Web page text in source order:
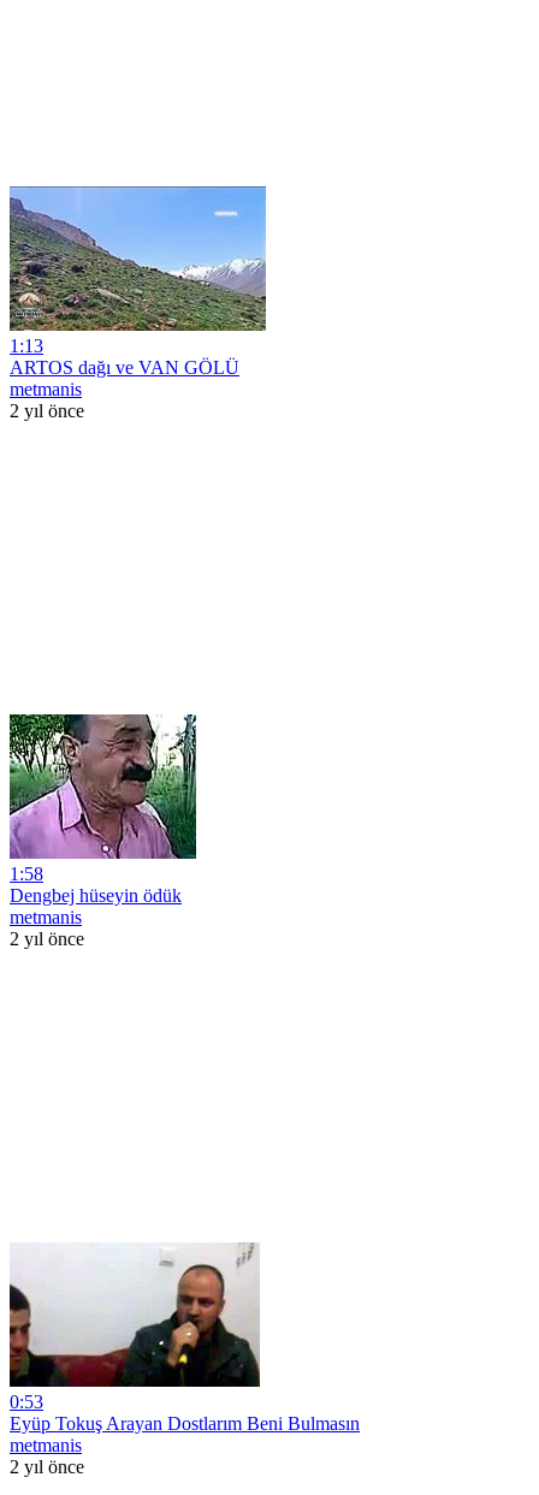
1:13
ARTOS dağı ve VAN GÖLÜ
metmanis
2 yıl önce
1:58
Dengbej hüseyin ödük
metmanis
2 yıl önce
0:53
Eyüp Tokuş Arayan Dostlarım Beni Bulmasın
metmanis
2 yıl önce